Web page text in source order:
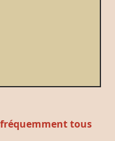
fréquemment tous